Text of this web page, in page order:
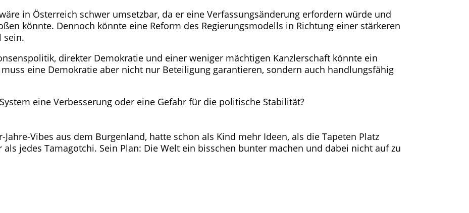
in Österreich schwer umsetzbar, da er eine Verfassungsänderung erfordern würde und
könnte. Dennoch könnte eine Reform des Regierungsmodells in Richtung einer stärkeren
sein.
direkter Demokratie und einer weniger mächtigen Kanzlerschaft könnte ein
eine Demokratie aber nicht nur Beteiligung garantieren, sondern auch handlungsfähig
eine Verbesserung oder eine Gefahr für die politische Stabilität?
Jahre-Vibes aus dem Burgenland, hatte schon als Kind mehr Ideen, als die Tapeten Platz
jedes Tamagotchi. Sein Plan: Die Welt ein bisschen bunter machen und dabei nicht auf zu